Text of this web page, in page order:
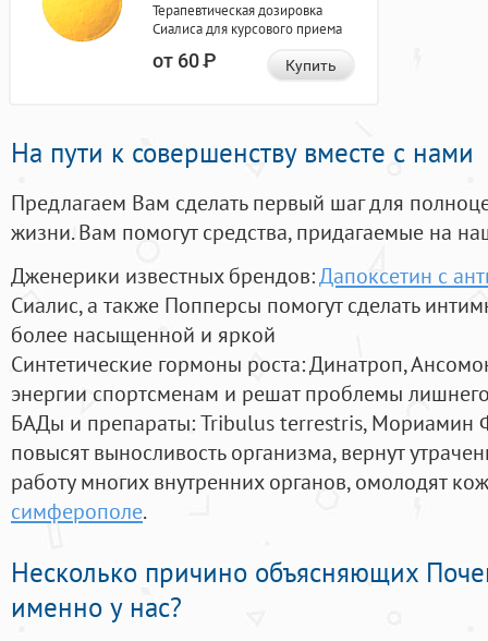
Терапевтическая дозировка
Сиалиса для курсового приема
от 60Р Купить
На пути к совершенству вместе с нами
Предлагаем Вам сделать первый шаг для
жизни. Вам помогут средства, придагаемые на
Дженерики известных брендов:Дапоксетин с
Сиалис, а также Попперсы помогут сделать
более насыщенной и яркой
Синтетические гормоны роста: Динатроп,
энергии спортсменам и решат проблемы
БАДы и препараты:Tribulus terrestris, Мориамин
повысят выносливость организма, вернут
работу многих внутренних органов, омолодят
симферополе.
Несколько причино объясняющих
именно у нас?